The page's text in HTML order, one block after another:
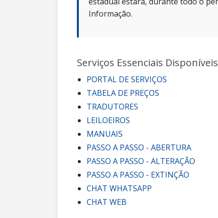
Informação.
Serviços Essenciais
PORTAL DE SERVIÇOS
TABELA DE PREÇOS
TRADUTORES
LEILOEIROS
MANUAIS
PASSO A PASSO - ABERTURA
PASSO A PASSO - ALTERAÇÃO
PASSO A PASSO - EXTINÇÃO
CHAT WHATSAPP
CHAT WEB